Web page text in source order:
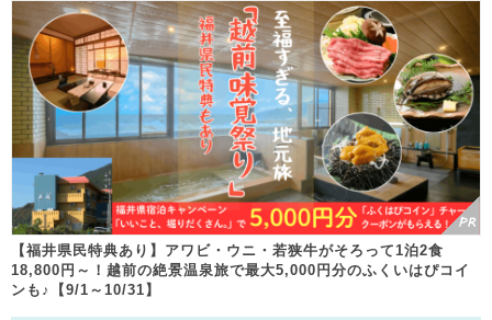
【福井県民特典あり】アワビ・ウニ・若狭牛がそろって1泊2食
18,800円～！越前の絶景温泉旅で最大5,000円分のふくいはぴコイ
ンも♪【9/1～10/31】